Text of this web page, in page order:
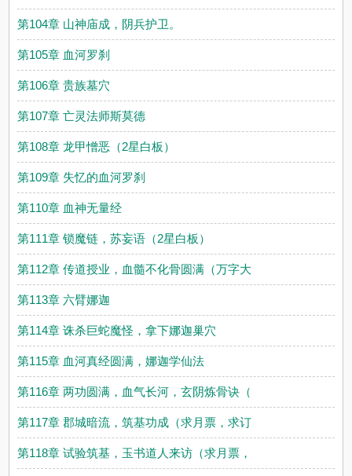
第104章 山神庙成，阴兵护卫。
第105章 血河罗刹
第106章 贵族墓穴
第107章 亡灵法师斯莫德
第108章 龙甲憎恶（2星白板）
第109章 失忆的血河罗刹
第110章 血神无量经
第111章 锁魔链，苏妄语（2星白板）
第112章 传道授业，血髓不化骨圆满（万字大
第113章 六臂娜迦
第114章 诛杀巨蛇魔怪，拿下娜迦巢穴
第115章 血河真经圆满，娜迦学仙法
第116章 两功圆满，血气长河，玄阴炼骨诀（
第117章 郡城暗流，筑基功成（求月票，求订
第118章 试验筑基，玉书道人来访（求月票，